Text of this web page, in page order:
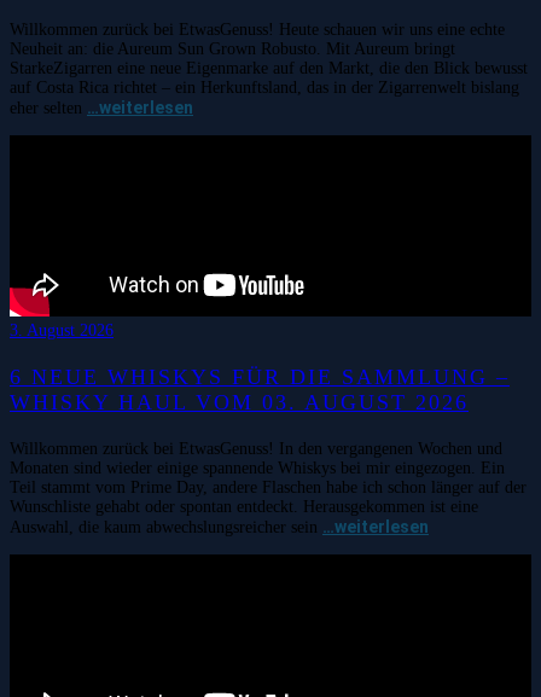
Willkommen zurück bei EtwasGenuss! Heute schauen wir uns eine echte
Neuheit an: die Aureum Sun Grown Robusto. Mit Aureum bringt
StarkeZigarren eine neue Eigenmarke auf den Markt, die den Blick bewusst
auf Costa Rica richtet – ein Herkunftsland, das in der Zigarrenwelt bislang
eher selten …weiterlesen
3. August 2026
6 NEUE WHISKYS FÜR DIE SAMMLUNG –
WHISKY HAUL VOM 03. AUGUST 2026
Willkommen zurück bei EtwasGenuss! In den vergangenen Wochen und
Monaten sind wieder einige spannende Whiskys bei mir eingezogen. Ein
Teil stammt vom Prime Day, andere Flaschen habe ich schon länger auf der
Wunschliste gehabt oder spontan entdeckt. Herausgekommen ist eine
Auswahl, die kaum abwechslungsreicher sein …weiterlesen